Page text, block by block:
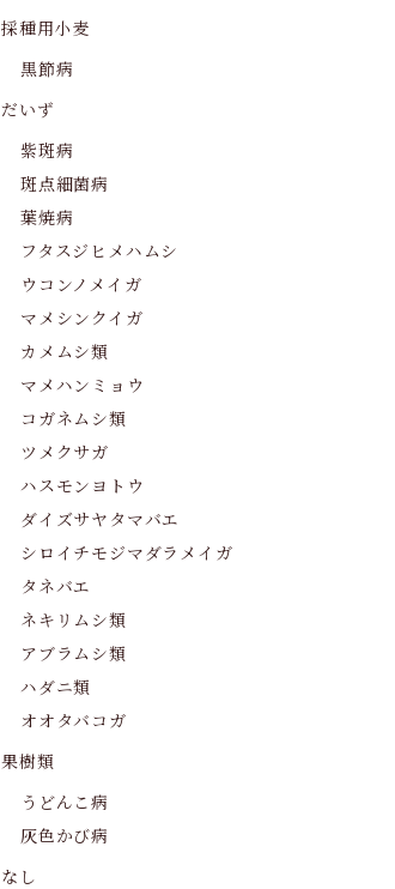
採種用小麦
黒節病
だいず
紫斑病
斑点細菌病
葉焼病
フタスジヒメハムシ
ウコンノメイガ
マメシンクイガ
カメムシ類
マメハンミョウ
コガネムシ類
ツメクサガ
ハスモンヨトウ
ダイズサヤタマバエ
シロイチモジマダラメイガ
タネバエ
ネキリムシ類
アブラムシ類
ハダニ類
オオタバコガ
果樹類
うどんこ病
灰色かび病
なし